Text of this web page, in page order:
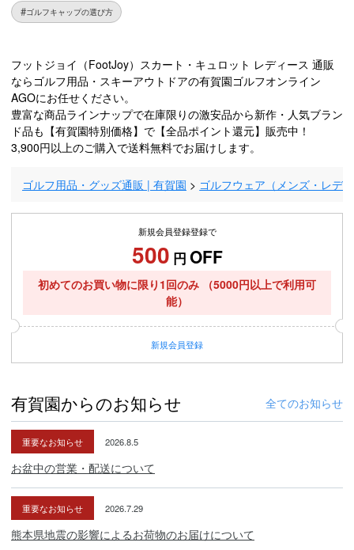
ゴルフキャップの選び方
フットジョイ（FootJoy）スカート・キュロット レディース 通販
ならゴルフ用品・スキーアウトドアの有賀園ゴルフオンライン
AGOにお任せください。
豊富な商品ラインナップで在庫限りの激安品から新作・人気ブラン
ド品も【有賀園特別価格】で【全品ポイント還元】販売中！
3,900円以上のご購入で送料無料でお届けします。
ゴルフ用品・グッズ通販 | 有賀園 ゴルフウェア（メンズ・レデ
新規会員登録登録で
500 円 OFF
初めてのお買い物に限り1回のみ
（5000円以上で利用可
能）
新規会員登録
有賀園からのお知らせ 全てのお知らせ
重要なお知らせ 2026.8.5
お盆中の営業・配送について
重要なお知らせ 2026.7.29
熊本県地震の影響によるお荷物のお届けについて